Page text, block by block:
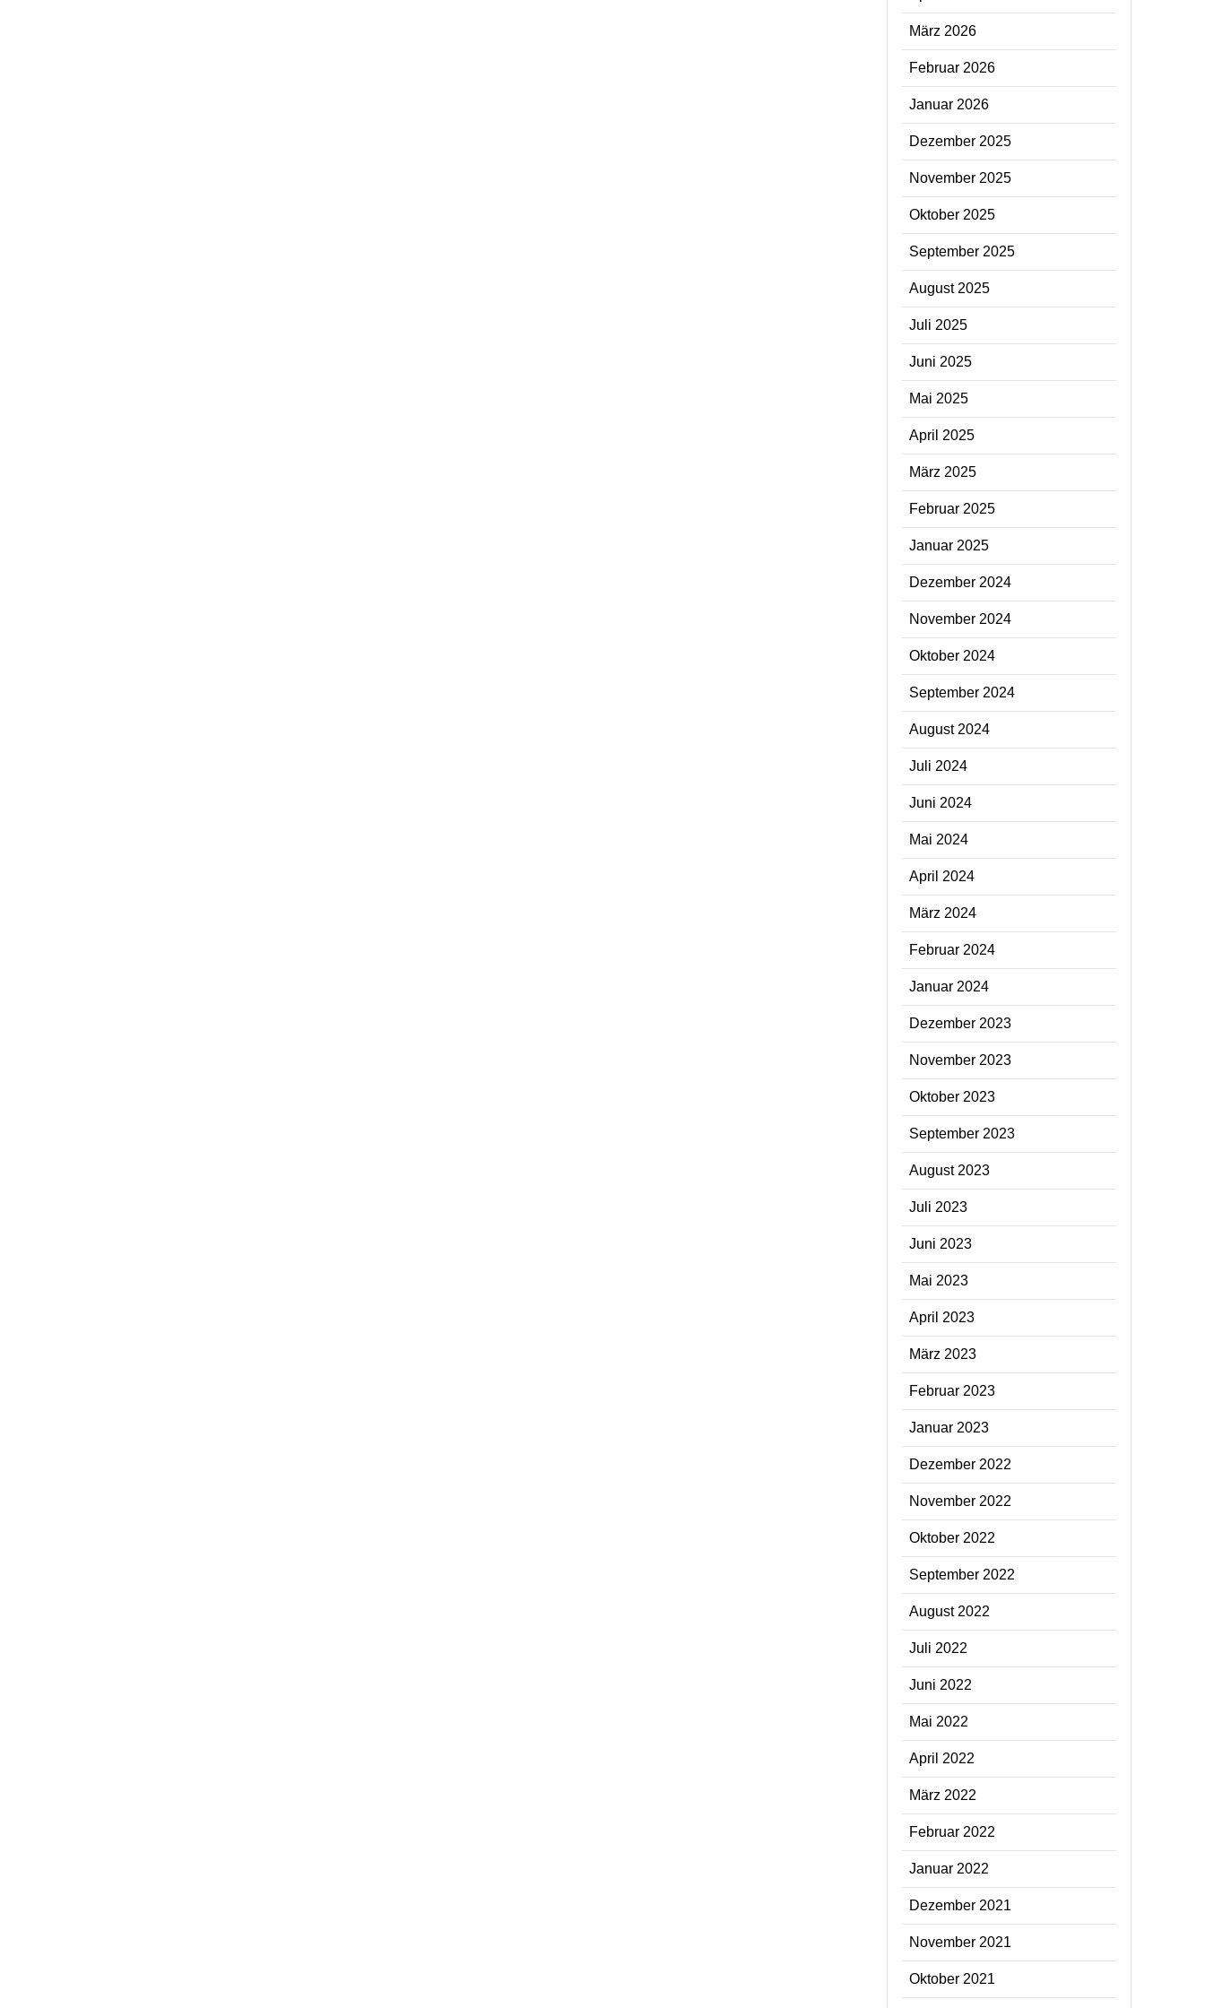
März 2026
Februar 2026
Januar 2026
Dezember 2025
November 2025
Oktober 2025
September 2025
August 2025
Juli 2025
Juni 2025
Mai 2025
April 2025
März 2025
Februar 2025
Januar 2025
Dezember 2024
November 2024
Oktober 2024
September 2024
August 2024
Juli 2024
Juni 2024
Mai 2024
April 2024
März 2024
Februar 2024
Januar 2024
Dezember 2023
November 2023
Oktober 2023
September 2023
August 2023
Juli 2023
Juni 2023
Mai 2023
April 2023
März 2023
Februar 2023
Januar 2023
Dezember 2022
November 2022
Oktober 2022
September 2022
August 2022
Juli 2022
Juni 2022
Mai 2022
April 2022
März 2022
Februar 2022
Januar 2022
Dezember 2021
November 2021
Oktober 2021